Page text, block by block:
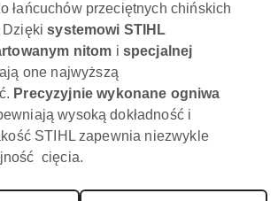
łańcuchów przeciętnych chińskich
Dzięki systemowi STIHL
nitom i specjalnej
one najwyższą
Precyzyjnie wykonane ogniwa
wysoką dokładność i
STIHL zapewnia niezwykle
cięcia.